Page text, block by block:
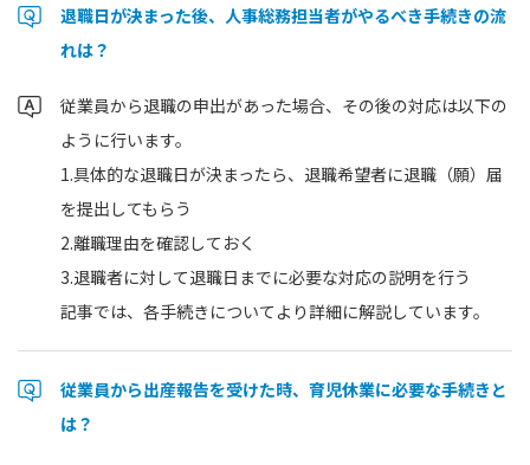
退職日が決まった後、人事総務担当者がやるべき手続きの流
れは？
従業員から退職の申出があった場合、その後の対応は以下の
ように行います。
1.具体的な退職日が決まったら、退職希望者に退職（願）届
を提出してもらう
2.離職理由を確認しておく
3.退職者に対して退職日までに必要な対応の説明を行う
記事では、各手続きについてより詳細に解説しています。
従業員から出産報告を受けた時、育児休業に必要な手続きと
は？